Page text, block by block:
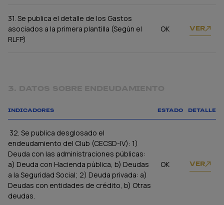
31. Se publica el detalle de los Gastos
asociados a la primera plantilla (Según el
RLFP)
OK VER
INDICADORES ESTADO DETALLE
32. Se publica desglosado el
endeudamiento del Club (CECSD-IV): 1)
Deuda con las administraciones públicas:
a) Deuda con Hacienda pública, b) Deudas
a la Seguridad Social; 2) Deuda privada: a)
Deudas con entidades de crédito, b) Otras
deudas.
OK VER